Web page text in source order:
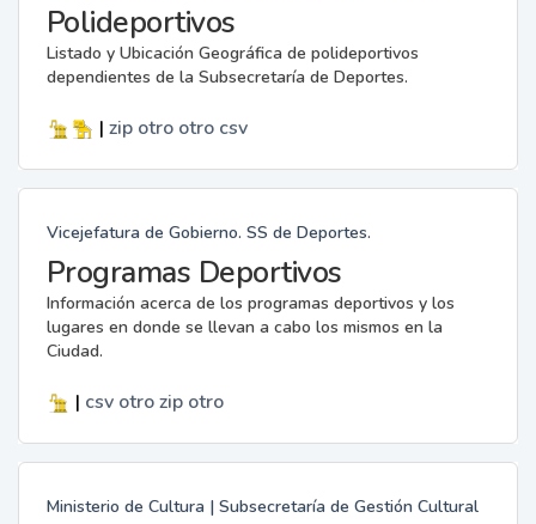
Polideportivos
Listado y Ubicación Geográfica de polideportivos
dependientes de la Subsecretaría de Deportes.
| zip otro otro csv
Vicejefatura de Gobierno. SS de Deportes.
Programas Deportivos
Información acerca de los programas deportivos y los
lugares en donde se llevan a cabo los mismos en la
Ciudad.
| csv otro zip otro
Ministerio de Cultura | Subsecretaría de Gestión Cultural